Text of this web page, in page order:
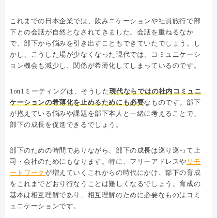
これまでの日本企業では、飲みニケーションや社員旅行で部
下との会話が自然となされてきました。会話を重ねるなか
で、部下から悩みを引き出すこともできていたでしょう。し
かし、こうした場が少なくなった現代では、コミュニケーシ
ョン機会も減少し、関係が希薄化してしまっているのです。
1on1ミーティングは、そうした 現代ならではの社内コミュニ
ケーションの希薄化を止めるためにも必要なものです。部下
が抱えている悩みや課題を部下本人と一緒に考えることで、
部下の成長を促進できるでしょう。
部下のための時間でありながら、部下の成長は巡り巡って上
司・会社のためにもなります。特に、フリーアドレスや リモ
ートワーク が増えていくこれからの時代にかけ、部下の育成
をこれまでどおり行なうことは難しくなるでしょう。育成の
基本は相互理解であり、相互理解のために必要なものはコミ
ュニケーションです。